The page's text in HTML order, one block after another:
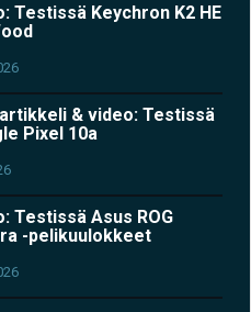
Testissä Keychron K2 HE
& video: Testissä
Pixel 10a
Testissä Asus ROG
-pelikuulokkeet